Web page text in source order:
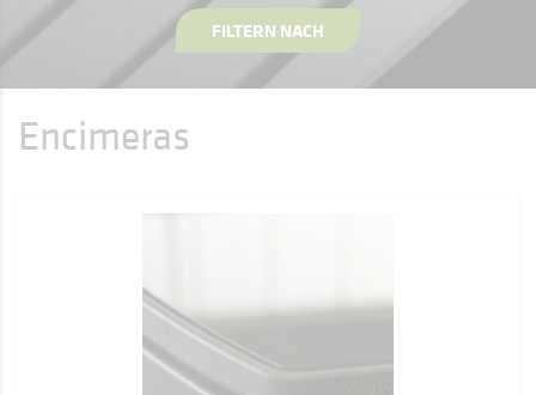
FILTERN NACH
Encimeras